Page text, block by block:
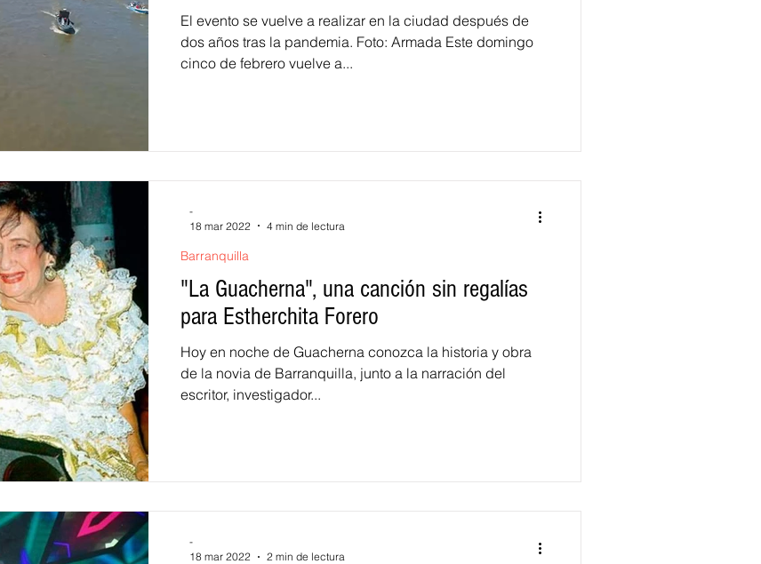
El evento se vuelve a realizar en la ciudad después de
dos años tras la pandemia. Foto: Armada Este domingo
cinco de febrero vuelve a...
"La Guacherna", una canción sin regalías
para Estherchita Forero
Hoy en noche de Guacherna conozca la historia y obra
de la novia de Barranquilla, junto a la narración del
escritor, investigador...
Barranquilla
-
18 mar 2022
4 min de lectura
-
18 mar 2022
2 min de lectura